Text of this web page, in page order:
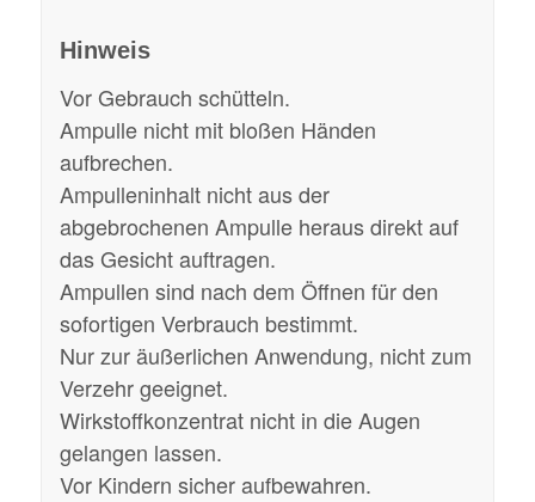
Hinweis
Vor Gebrauch schütteln.
Ampulle nicht mit bloßen Händen
aufbrechen.
Ampulleninhalt nicht aus der
abgebrochenen Ampulle heraus direkt auf
das Gesicht auftragen.
Ampullen sind nach dem Öffnen für den
sofortigen Verbrauch bestimmt.
Nur zur äußerlichen Anwendung, nicht zum
Verzehr geeignet.
Wirkstoffkonzentrat nicht in die Augen
gelangen lassen.
Vor Kindern sicher aufbewahren.